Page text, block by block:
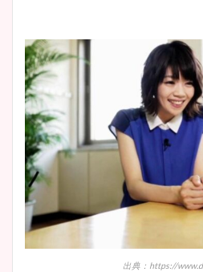
出典：https://